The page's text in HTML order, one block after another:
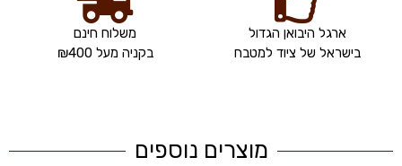
ארגל היבואן הגדול
בישראל של ציוד למטבח
משלוח חינם
בקניה מעל ₪400
מוצרים נוספים